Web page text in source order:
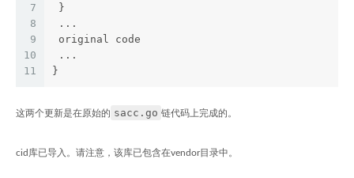
7
8
9
10
11
}
...
original code
...
}
这两个更新是在原始的 sacc.go 链代码上完成的。
cid库已导入。请注意，该库已包含在vendor目录中。